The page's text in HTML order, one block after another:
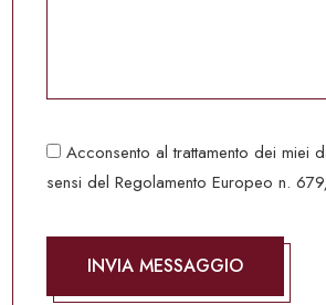
Acconsento al trattamento dei miei
sensi del Regolamento Europeo n.